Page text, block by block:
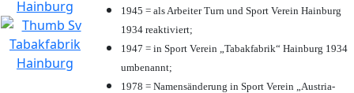
1945 = als Arbeiter Turn und Sport Verein Hainburg
1934 reaktiviert;
1947 = in Sport Verein „Tabakfabrik“ Hainburg 1934
umbenannt;
1978 = Namensänderung in Sport Verein „Austria-